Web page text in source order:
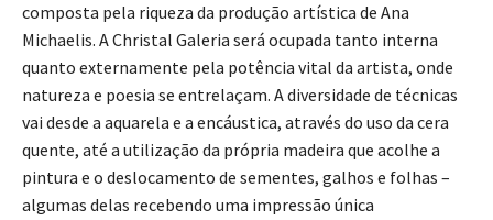
composta pela riqueza da produção artística de Ana
Michaelis. A Christal Galeria será ocupada tanto interna
quanto externamente pela potência vital da artista, onde
natureza e poesia se entrelaçam. A diversidade de técnicas
vai desde a aquarela e a encáustica, através do uso da cera
quente, até a utilização da própria madeira que acolhe a
pintura e o deslocamento de sementes, galhos e folhas –
algumas delas recebendo uma impressão única